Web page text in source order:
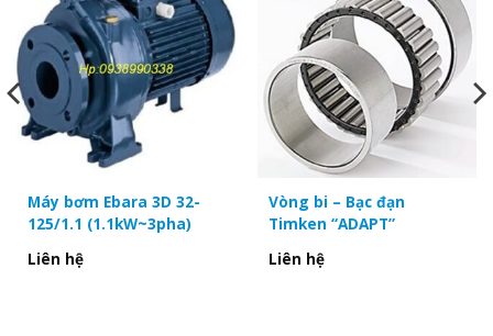
Công suất 36 watt
Phương pháp làm mát bằng không khí
Chất liệu Đồng
UPC 739319008581
Máy bơm Ebara 3D 32-
125/1.1 (1.1kW~3pha)
Liên hệ
Vòng bi – Bạc đạn
Timken “ADAPT”
Liên hệ